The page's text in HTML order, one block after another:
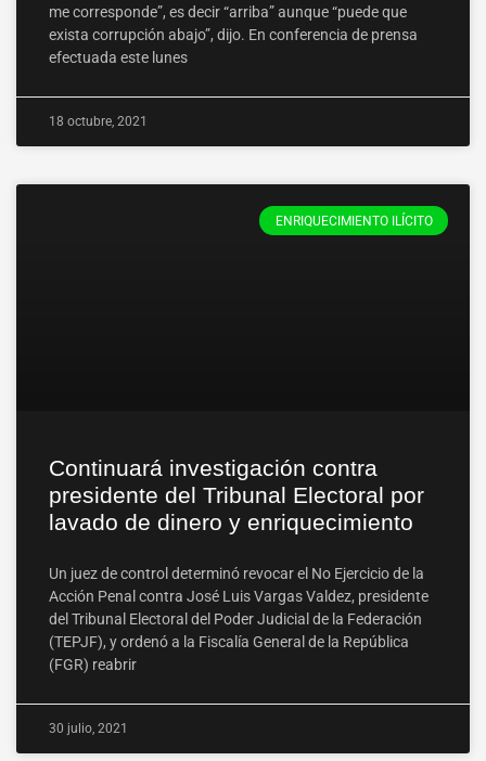
me corresponde”, es decir “arriba” aunque “puede que
exista corrupción abajo”, dijo. En conferencia de prensa
efectuada este lunes
18 octubre, 2021
ENRIQUECIMIENTO ILÍCITO
Continuará investigación contra
presidente del Tribunal Electoral por
lavado de dinero y enriquecimiento
Un juez de control determinó revocar el No Ejercicio de la
Acción Penal contra José Luis Vargas Valdez, presidente
del Tribunal Electoral del Poder Judicial de la Federación
(TEPJF), y ordenó a la Fiscalía General de la República
(FGR) reabrir
30 julio, 2021